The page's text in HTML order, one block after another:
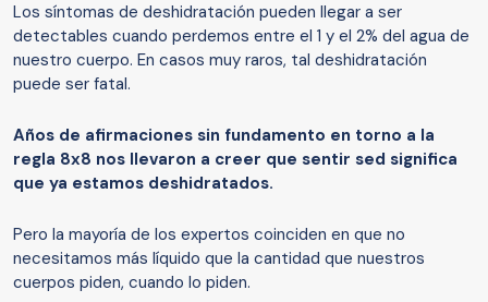
Los síntomas de deshidratación pueden llegar a ser
detectables cuando perdemos entre el 1 y el 2% del agua de
nuestro cuerpo. En casos muy raros, tal deshidratación
puede ser fatal.
Años de afirmaciones sin fundamento en torno a la
regla 8x8 nos llevaron a creer que sentir sed significa
que ya estamos deshidratados.
Pero la mayoría de los expertos coinciden en que no
necesitamos más líquido que la cantidad que nuestros
cuerpos piden, cuando lo piden.